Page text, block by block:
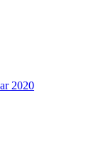
2020